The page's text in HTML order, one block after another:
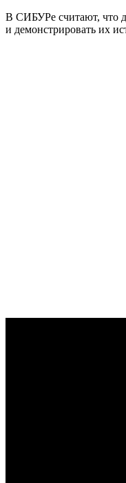
В СИБУРе считают, что
и демонстрировать их